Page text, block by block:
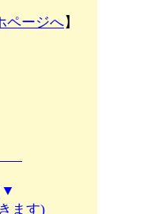
ページへ】
▼
ます)